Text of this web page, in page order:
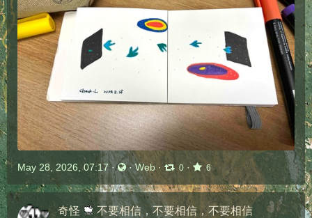
May 28, 2026, 07:17· ·Web · 0 · 6
奇怪 不要相信，不要相信，不要相信